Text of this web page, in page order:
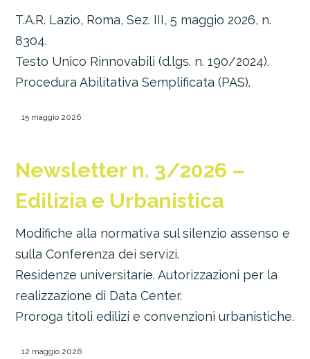
T.A.R. Lazio, Roma, Sez. III, 5 maggio 2026, n.
8304.
Testo Unico Rinnovabili (d.lgs. n. 190/2024).
Procedura Abilitativa Semplificata (PAS).
15 maggio 2026
Newsletter n. 3/2026 –
Edilizia e Urbanistica
Modifiche alla normativa sul silenzio assenso e
sulla Conferenza dei servizi.
Residenze universitarie. Autorizzazioni per la
realizzazione di Data Center.
Proroga titoli edilizi e convenzioni urbanistiche.
12 maggio 2026